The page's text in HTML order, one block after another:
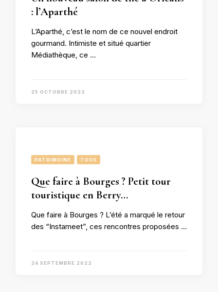
: l’Aparthé
L’Aparthé, c’est le nom de ce nouvel endroit
gourmand. Intimiste et situé quartier
Médiathèque, ce …
25 OCTOBRE 2022
PATRIMOINE TOUS
Que faire à Bourges ? Petit tour
touristique en Berry…
Que faire à Bourges ? L’été a marqué le retour
des “Instameet”, ces rencontres proposées …
24 SEPTEMBRE 2022